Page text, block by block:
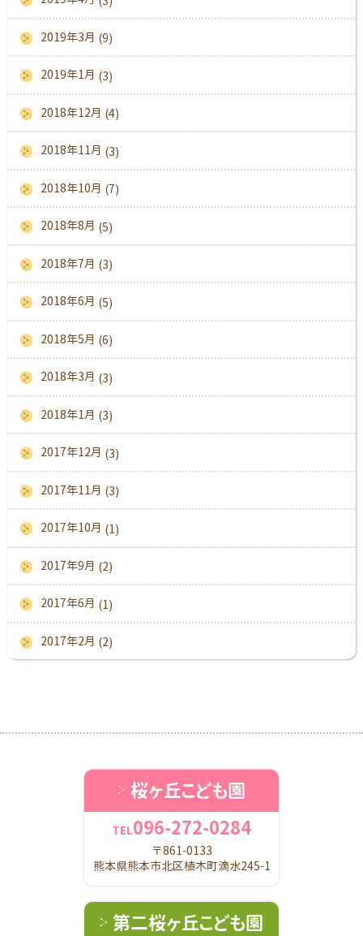
2019年3月 (9)
2019年1月 (3)
2018年12月 (4)
2018年11月 (3)
2018年10月 (7)
2018年8月 (5)
2018年7月 (3)
2018年6月 (5)
2018年5月 (6)
2018年3月 (3)
2018年1月 (3)
2017年12月 (3)
2017年11月 (3)
2017年10月 (1)
2017年9月 (2)
2017年6月 (1)
2017年2月 (2)
桜ヶ丘こども園
TEL096-272-0284
〒861-0133
熊本県熊本市北区植木町滴水245-1
第二桜ヶ丘こども園